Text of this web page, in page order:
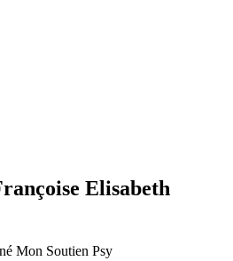
Elisabeth
Mon Soutien Psy